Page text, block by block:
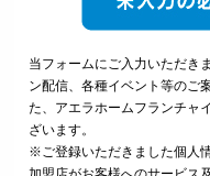
当フォームにご入力いただき
ン配信、各種イベント等のご
た、アエラホームフランチャ
ざいます。
※ご登録いただきました個人